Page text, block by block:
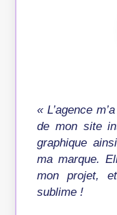
« L’agence
de mon site
graphique
ma marque.
mon projet,
sublime !